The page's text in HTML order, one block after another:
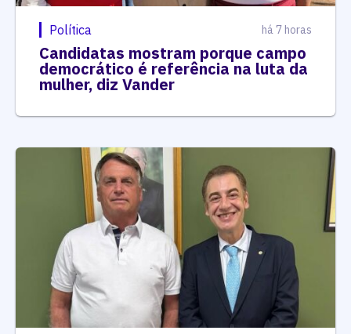
Política há 7 horas
Candidatas mostram porque campo
democrático é referência na luta da
mulher, diz Vander